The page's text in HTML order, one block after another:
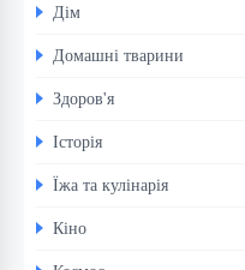
Дім
Домашні тварини
Здоров'я
Історія
Їжа та кулінарія
Кіно